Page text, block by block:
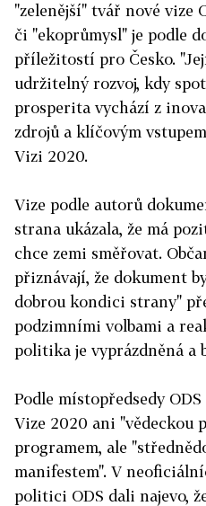
"zelenější" tvář nové vize
či "ekoprůmysl" je podle
příležitostí pro Česko.
udržitelný rozvoj, kdy
prosperita vychází z
zdrojů a klíčovým
Vizi 2020.
Vize podle autorů
strana ukázala, že má
chce zemi směřovat.
přiznávají, že dokument
dobrou kondici strany"
podzimními volbami a
politika je vyprázdněná a
Podle místopředsedy
Vize 2020 ani "vědeckou
programem, ale
manifestem". V
politici ODS dali najevo,